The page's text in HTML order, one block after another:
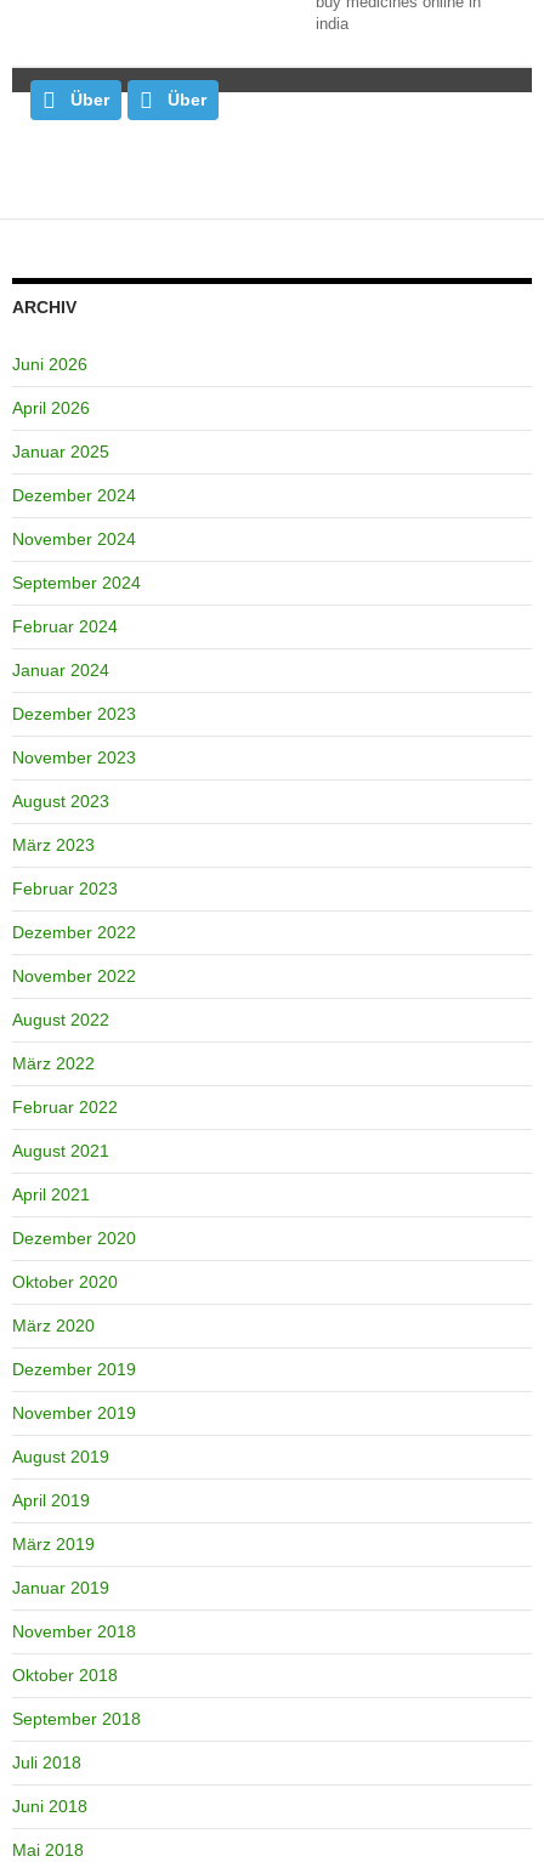
india
Über Über
ARCHIV
Juni 2026
April 2026
Januar 2025
Dezember 2024
November 2024
September 2024
Februar 2024
Januar 2024
Dezember 2023
November 2023
August 2023
März 2023
Februar 2023
Dezember 2022
November 2022
August 2022
März 2022
Februar 2022
August 2021
April 2021
Dezember 2020
Oktober 2020
März 2020
Dezember 2019
November 2019
August 2019
April 2019
März 2019
Januar 2019
November 2018
Oktober 2018
September 2018
Juli 2018
Juni 2018
Mai 2018